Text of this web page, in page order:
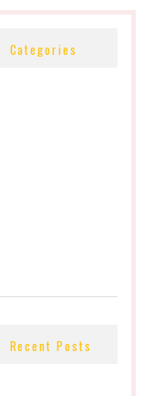
Categories
Recent Posts